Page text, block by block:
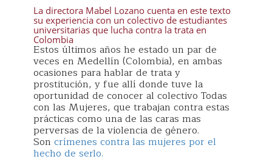
La directora Mabel Lozano cuenta en este texto
su experiencia con un colectivo de estudiantes
universitarias que lucha contra la trata en
Colombia
Estos últimos años he estado un par de
veces en Medellín (Colombia), en ambas
ocasiones para hablar de trata y
prostitución, y fue allí donde tuve la
oportunidad de conocer al colectivo Todas
con las Mujeres, que trabajan contra estas
prácticas como una de las caras mas
perversas de la violencia de género.
Son crímenes contra las mujeres por el
hecho de serlo.